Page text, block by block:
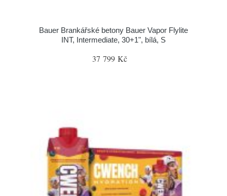
Bauer Brankářské betony Bauer Vapor Flylite
INT, Intermediate, 30+1", bílá, S
37 799 Kč